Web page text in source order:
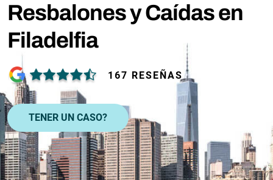
Resbalones y Caídas en
Filadelfia
167 RESEÑAS
TENER UN CASO?